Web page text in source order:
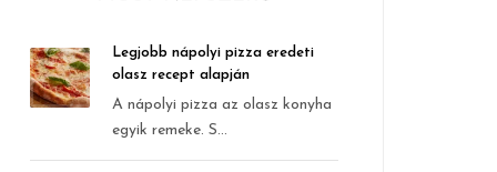
Legjobb nápolyi pizza eredeti
olasz recept alapján
A nápolyi pizza az olasz konyha
egyik remeke. S...